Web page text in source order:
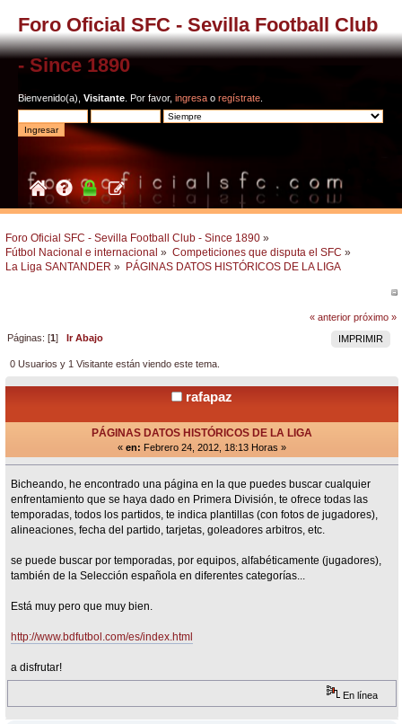
Foro Oficial SFC - Sevilla Football Club
- Since 1890
Bienvenido(a), Visitante . Por favor, ingresa o regístrate
Foro Oficial SFC - Sevilla Football Club - Since 1890 »
Fútbol Nacional e internacional » Competiciones que disputa el SFC »
La Liga SANTANDER » PÁGINAS DATOS HISTÓRICOS DE LA LIGA
« anterior próximo »
IMPRIMIR
Páginas: [1]Ir Abajo
0 Usuarios y 1 Visitante están viendo este tema.
rafapaz
PÁGINAS DATOS HISTÓRICOS DE LA LIGA
« en: Febrero 24, 2012, 18:13 Horas »
Bicheando, he encontrado una página en la que puedes buscar cualquier
enfrentamiento que se haya dado en Primera División, te ofrece todas las
temporadas, todos los partidos, te indica plantillas (con fotos de jugadores),
alineaciones, fecha del partido, tarjetas, goleadores arbitros, etc.
se puede buscar por temporadas, por equipos, alfabéticamente (jugadores),
también de la Selección española en diferentes categorías...
Está muy pero que muy bien.
http://www.bdfutbol.com/es/index.html
a disfrutar!
En línea